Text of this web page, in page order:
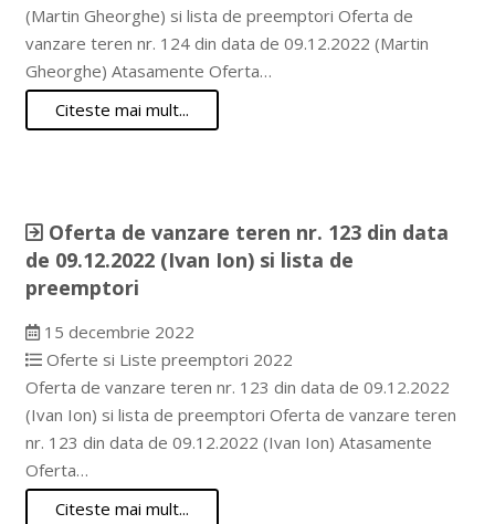
(Martin Gheorghe) si lista de preemptori Oferta de
vanzare teren nr. 124 din data de 09.12.2022 (Martin
Gheorghe) Atasamente Oferta…
Citeste mai mult...
Oferta de vanzare teren nr. 123 din data
de 09.12.2022 (Ivan Ion) si lista de
preemptori
15 decembrie 2022
Oferte si Liste preemptori 2022
Oferta de vanzare teren nr. 123 din data de 09.12.2022
(Ivan Ion) si lista de preemptori Oferta de vanzare teren
nr. 123 din data de 09.12.2022 (Ivan Ion) Atasamente
Oferta…
Citeste mai mult...